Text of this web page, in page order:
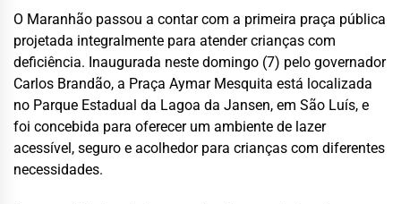
O Maranhão passou a contar com a primeira praça pública
projetada integralmente para atender crianças com
deficiência. Inaugurada neste domingo (7) pelo governador
Carlos Brandão, a Praça Aymar Mesquita está localizada
no Parque Estadual da Lagoa da Jansen, em São Luís, e
foi concebida para oferecer um ambiente de lazer
acessível, seguro e acolhedor para crianças com diferentes
necessidades.